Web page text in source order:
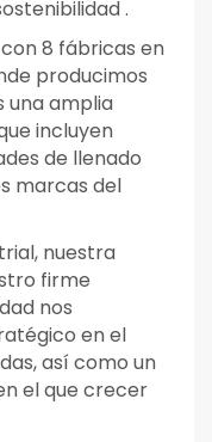
.
8 fábricas en
producimos
una amplia
incluyen
de llenado
marcas del
nuestra
firme
nos
en el
así como un
el que crecer